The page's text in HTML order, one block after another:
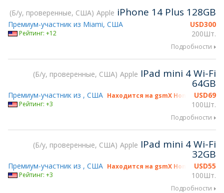
Б/у, проверенные, США Apple iPhone 14 Plus 128GB
USD300
200Шт.
Премиум-участник из Miami, США
Рейтинг: +12
Подробности
Б/у, проверенные, США Apple IPad mini 4 Wi-Fi
64GB
USD69
100Шт.
Премиум-участник из , США Находится на gsmX Hong Kong 2026
Рейтинг: +3
Подробности
Б/у, проверенные, США Apple IPad mini 4 Wi-Fi
32GB
USD55
100Шт.
Премиум-участник из , США Находится на gsmX Hong Kong 2026
Рейтинг: +3
Подробности